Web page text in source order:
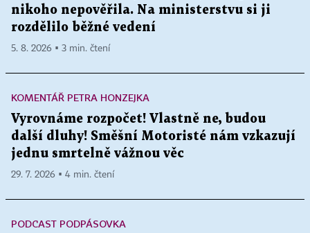
nikoho nepověřila. Na ministerstvu si ji
rozdělilo běžné vedení
5. 8. 2026 ▪ 3 min. čtení
KOMENTÁŘ PETRA HONZEJKA
Vyrovnáme rozpočet! Vlastně ne, budou
další dluhy! Směšní Motoristé nám vzkazují
jednu smrtelně vážnou věc
29. 7. 2026 ▪ 4 min. čtení
PODCAST PODPÁSOVKA